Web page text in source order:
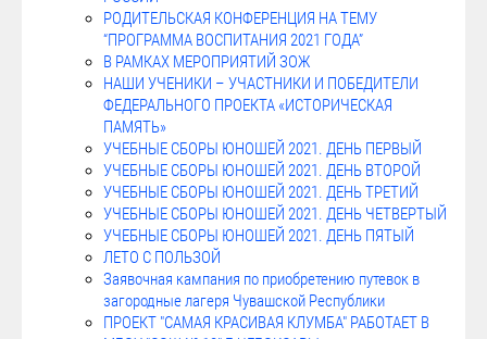
РОДИТЕЛЬСКАЯ КОНФЕРЕНЦИЯ НА ТЕМУ
“ПРОГРАММА ВОСПИТАНИЯ 2021 ГОДА”
В РАМКАХ МЕРОПРИЯТИЙ ЗОЖ
НАШИ УЧЕНИКИ – УЧАСТНИКИ И ПОБЕДИТЕЛИ
ФЕДЕРАЛЬНОГО ПРОЕКТА «ИСТОРИЧЕСКАЯ
ПАМЯТЬ»
УЧЕБНЫЕ СБОРЫ ЮНОШЕЙ 2021. ДЕНЬ ПЕРВЫЙ
УЧЕБНЫЕ СБОРЫ ЮНОШЕЙ 2021. ДЕНЬ ВТОРОЙ
УЧЕБНЫЕ СБОРЫ ЮНОШЕЙ 2021. ДЕНЬ ТРЕТИЙ
УЧЕБНЫЕ СБОРЫ ЮНОШЕЙ 2021. ДЕНЬ ЧЕТВЕРТЫЙ
УЧЕБНЫЕ СБОРЫ ЮНОШЕЙ 2021. ДЕНЬ ПЯТЫЙ
ЛЕТО С ПОЛЬЗОЙ
Заявочная кампания по приобретению путевок в
загородные лагеря Чувашской Республики
ПРОЕКТ "САМАЯ КРАСИВАЯ КЛУМБА" РАБОТАЕТ В